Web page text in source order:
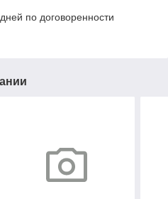
по договоренности